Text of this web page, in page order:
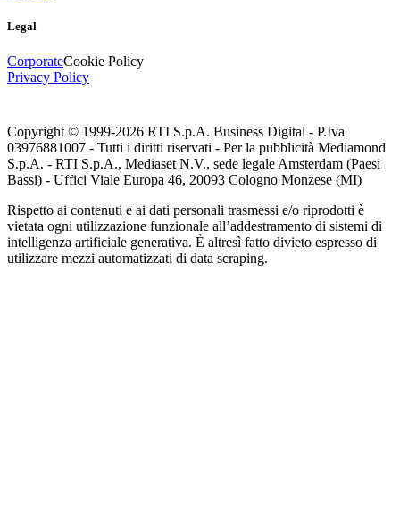
Legal
CorporateCookie Policy
Privacy Policy
Copyright © 1999-2026 RTI S.p.A. Business Digital - P.Iva
03976881007 - Tutti i diritti riservati - Per la pubblicità Mediamond
S.p.A. - RTI S.p.A., Mediaset N.V., sede legale Amsterdam (Paesi
Bassi) - Uffici Viale Europa 46, 20093 Cologno Monzese (MI)
Rispetto ai contenuti e ai dati personali trasmessi e/o riprodotti è
vietata ogni utilizzazione funzionale all’addestramento di sistemi di
intelligenza artificiale generativa. È altresì fatto divieto espresso di
utilizzare mezzi automatizzati di data scraping.